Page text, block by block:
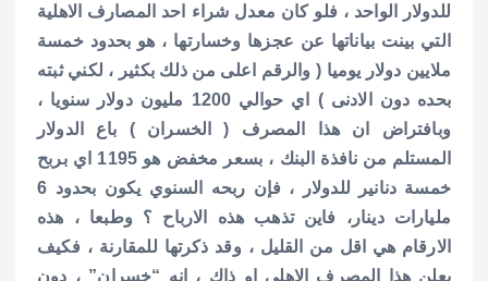
للدولار الواحد ، فلو كان معدل شراء احد المصارف الاهلية
التي بينت بياناتها عن عجزها وخسارتها ، هو بحدود خمسة
ملايين دولار يوميا ( والرقم اعلى من ذلك بكثير ، لكني ثبته
بحده دون الادنى ) اي حوالي 1200 مليون دولار سنويا ،
وبافتراض ان هذا المصرف ( الخسران ) باع الدولار
المستلم من نافذة البنك ، بسعر مخفض هو 1195 اي بربح
خمسة دنانير للدولار ، فإن ربحه السنوي يكون بحدود 6
مليارات دينار، فاين تذهب هذه الارباح ؟ وطبعا ، هذه
الارقام هي اقل من القليل ، وقد ذكرتها للمقارنة ، فكيف
يعلن هذا المصرف الاهلي او ذاك ، انه “خسران” ، دون